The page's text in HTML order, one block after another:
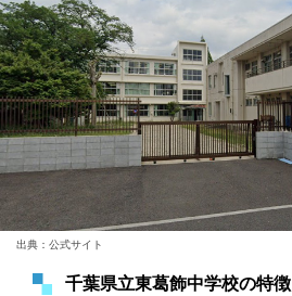
出典：公式サイト
千葉県立東葛飾中学校の特徴